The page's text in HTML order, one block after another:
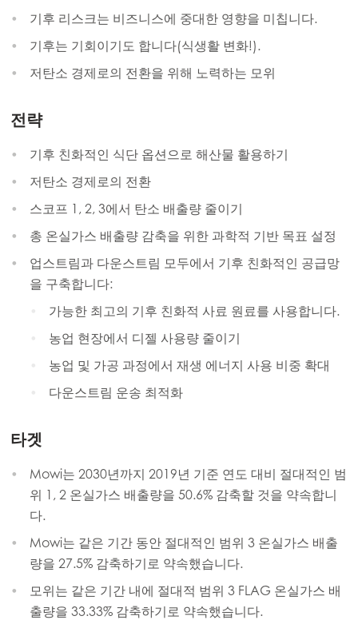
기후 리스크는 비즈니스에 중대한 영향을 미칩니다.
기후는 기회이기도 합니다(식생활 변화!).
저탄소 경제로의 전환을 위해 노력하는 모위
전략
기후 친화적인 식단 옵션으로 해산물 활용하기
저탄소 경제로의 전환
스코프 1, 2, 3에서 탄소 배출량 줄이기
총 온실가스 배출량 감축을 위한 과학적 기반 목표 설정
업스트림과 다운스트림 모두에서 기후 친화적인 공급망
을 구축합니다:
가능한 최고의 기후 친화적 사료 원료를 사용합니다.
농업 현장에서 디젤 사용량 줄이기
농업 및 가공 과정에서 재생 에너지 사용 비중 확대
다운스트림 운송 최적화
타겟
Mowi는 2030년까지 2019년 기준 연도 대비 절대적인 범
위 1, 2 온실가스 배출량을 50.6% 감축할 것을 약속합니
다.
Mowi는 같은 기간 동안 절대적인 범위 3 온실가스 배출
량을 27.5% 감축하기로 약속했습니다.
모위는 같은 기간 내에 절대적 범위 3 FLAG 온실가스 배
출량을 33.33% 감축하기로 약속했습니다.